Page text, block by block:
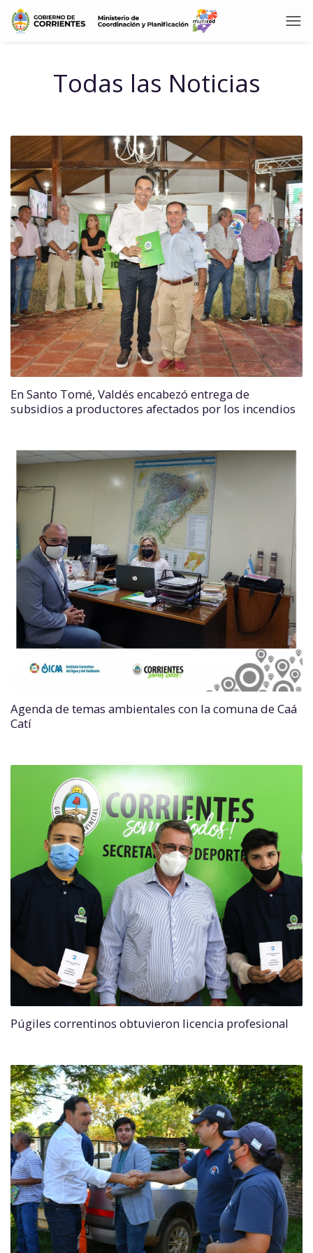
Todas las Noticias
En Santo Tomé, Valdés encabezó entrega de
subsidios a productores afectados por los incendios
Agenda de temas ambientales con la comuna de Caá
Catí
Púgiles correntinos obtuvieron licencia profesional